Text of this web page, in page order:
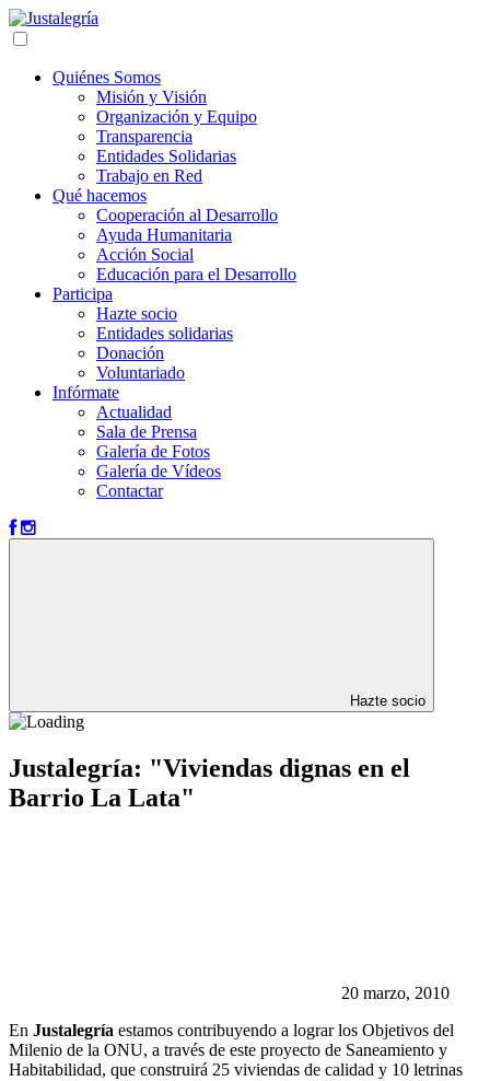
Quiénes Somos
Misión y Visión
Organización y Equipo
Transparencia
Entidades Solidarias
Trabajo en Red
Qué hacemos
Cooperación al Desarrollo
Ayuda Humanitaria
Acción Social
Educación para el Desarrollo
Participa
Hazte socio
Entidades solidarias
Donación
Voluntariado
Infórmate
Actualidad
Sala de Prensa
Galería de Fotos
Galería de Vídeos
Contactar
Hazte socio
Justalegría: "Viviendas dignas en el
Barrio La Lata"
20 marzo, 2010
En Justalegría estamos contribuyendo a lograr los Objetivos del
Milenio de la ONU, a través de este proyecto de Saneamiento y
Habitabilidad, que construirá 25 viviendas de calidad y 10 letrinas